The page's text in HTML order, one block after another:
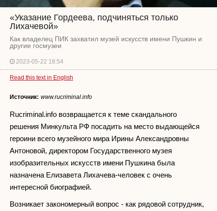
«Указание Гордеева, подчиняться только
Лихачевой»
Как владелец ПИК захватил музей искусств имени Пушкин и
другие госмузеи
2023-05-22 18:54
Read this text in English
Источник: www.rucriminal.info
Rucriminal.info возвращается к теме скандального
решения Минкульта РФ посадить на место выдающейся
героини всего музейного мира Ирины Александровны
Антоновой, директором Государственного музея
изобразительных искусств имени Пушкина была
назначена Елизавета Лихачева-человек с очень
интересной биографией.
Возникает закономерный вопрос - как рядовой сотрудник,